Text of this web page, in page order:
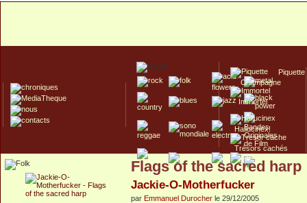
Piquette
Champagne
Immortel
Hallucinex!
Trésors cachés
Culte/Collector
Flags of the sacred harp
Jackie-O-Motherfucker
par Emmanuel Durocher le 29/12/2005